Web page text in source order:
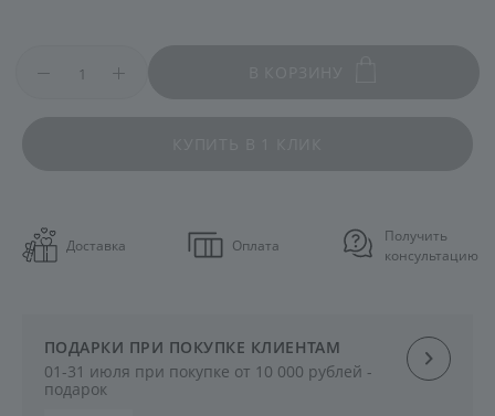
Доставка Оплата
Получить
консультацию
ПОДАРКИ ПРИ ПОКУПКЕ КЛИЕНТАМ
01-31 июля при покупке от 10 000 рублей -
подарок